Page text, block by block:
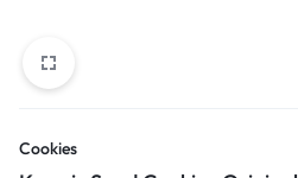
Cookies